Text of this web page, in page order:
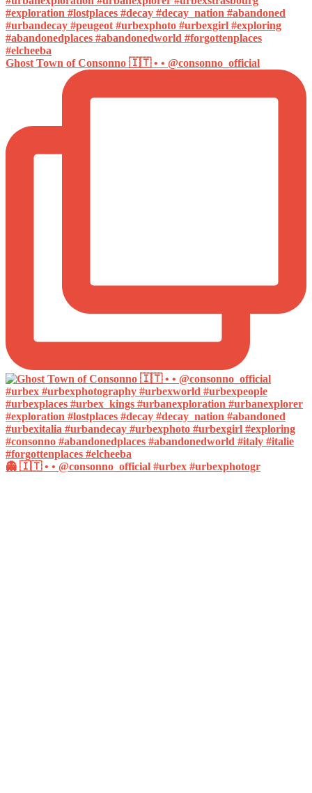
Ghost Town of Consonno 🇮🇹 • • @consonno_official
👻 🇮🇹 • • @consonno_official #urbex #urbexphotogr